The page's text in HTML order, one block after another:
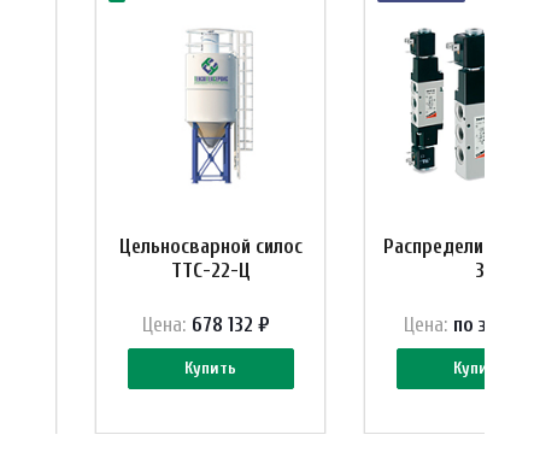
Цельносварной силос
ТТС-22-Ц
Купить
Цена: 678 132 ₽
Распределители
3
Купить
Цена: по зап